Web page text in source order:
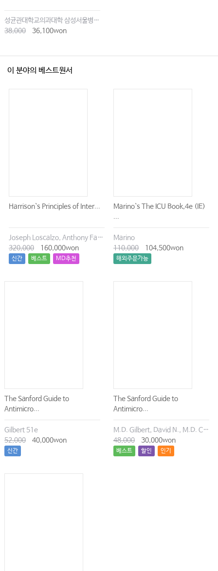
성균관대학교의과대학 삼성서울병원내과
38,000
36,100won
이 분야의 베스트원서
Harrison`s Principles of Inter...
Joseph Loscalzo, Anthony Fauci, Dennis Kasper, Stephen Hauser, Dan Longo, J. Larry Jameson
320,000
160,000won
신간 베스트 MD추천
Marino`s The ICU Book,4e (IE)
...
Marino
110,000
104,500won
해외주문가능
The Sanford Guide to
Antimicro...
Gilbert 51e
52,000
40,000won
신간
The Sanford Guide to
Antimicro...
M.D. Gilbert, David N., M.D. Chambers, Henry F., M.D. Eliopoulos, George M., M.D. Saag, Michael S., M.D. Pavia, Andrew T.
48,000
30,000won
베스트 할인 인기